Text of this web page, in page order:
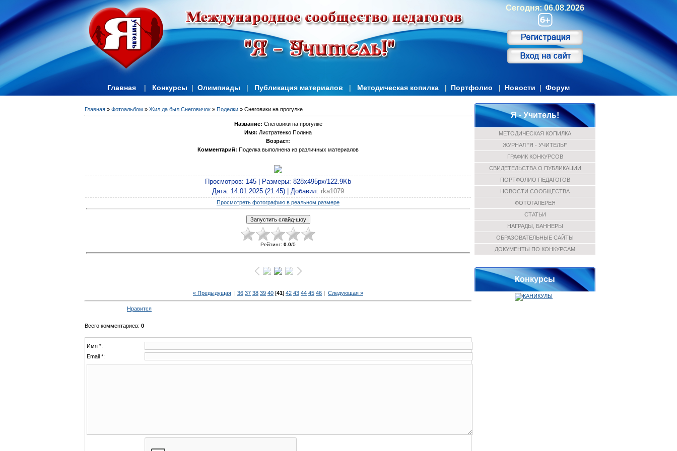
Сегодня: 06.08.2026
Главная | Конкурсы | Олимпиады | Публикация материалов | Методическая копилка | Портфолио | Новости | Форум
Главная » Фотоальбом » Жил да был Снеговичок » Поделки » Снеговики на прогулке
Название: Снеговики на прогулке
Имя: Листратенко Полина
Возраст:
Комментарий: Поделка выполнена из различных материалов
Просмотров: 145 | Размеры: 828x495px/122.9Kb
Дата: 14.01.2025 (21:45) | Добавил: rka1079
Просмотреть фотографию в реальном размере
Рейтинг: 0.0/0
« Предыдущая | 36 37 38 39 40 [41] 42 43 44 45 46 | Следующая »
Нравится
Всего комментариев: 0
Имя *:
Email *:
Я - Учитель!
МЕТОДИЧЕСКАЯ КОПИЛКА
ЖУРНАЛ "Я - УЧИТЕЛЬ!"
ГРАФИК КОНКУРСОВ
СВИДЕТЕЛЬСТВА О ПУБЛИКАЦИИ
ПОРТФОЛИО ПЕДАГОГОВ
НОВОСТИ СООБЩЕСТВА
ФОТОГАЛЕРЕЯ
СТАТЬИ
НАГРАДЫ, БАННЕРЫ
ОБРАЗОВАТЕЛЬНЫЕ САЙТЫ
ДОКУМЕНТЫ ПО КОНКУРСАМ
Конкурсы